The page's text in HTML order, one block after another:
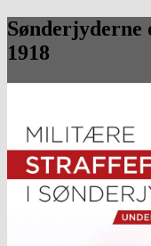
Sønderjyderne
1918